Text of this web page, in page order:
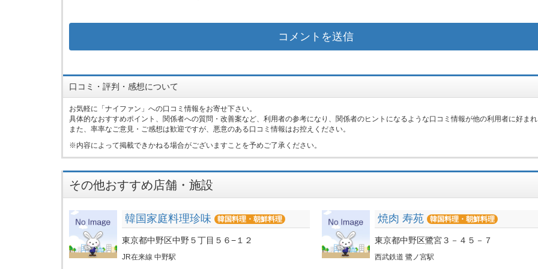
口コミ・評判・感想について
お気軽に「ナイファン」への口コミ情報をお寄せ下さい。
具体的なおすすめポイント、関係者への質問・改善案など、利用者の参考になり、関係者のヒントになるような口コミ情報が他の利用者に好ま
また、率率なご意見・ご感想は歓迎ですが、悪意のある口コミ情報はお控えください。
内容によって掲載できかねる場合がございますことを予めご了承ください。
その他おすすめ店舗・施設
韓国家庭料理珍味 韓国料理・朝鮮料理
東京都中野区中野５丁目５６−１２
JR在来線 中野駅
焼肉 寿苑 韓国料理・朝鮮料理
東京都中野区鷺宮３－４５－７
西武鉄道 鷺ノ宮駅